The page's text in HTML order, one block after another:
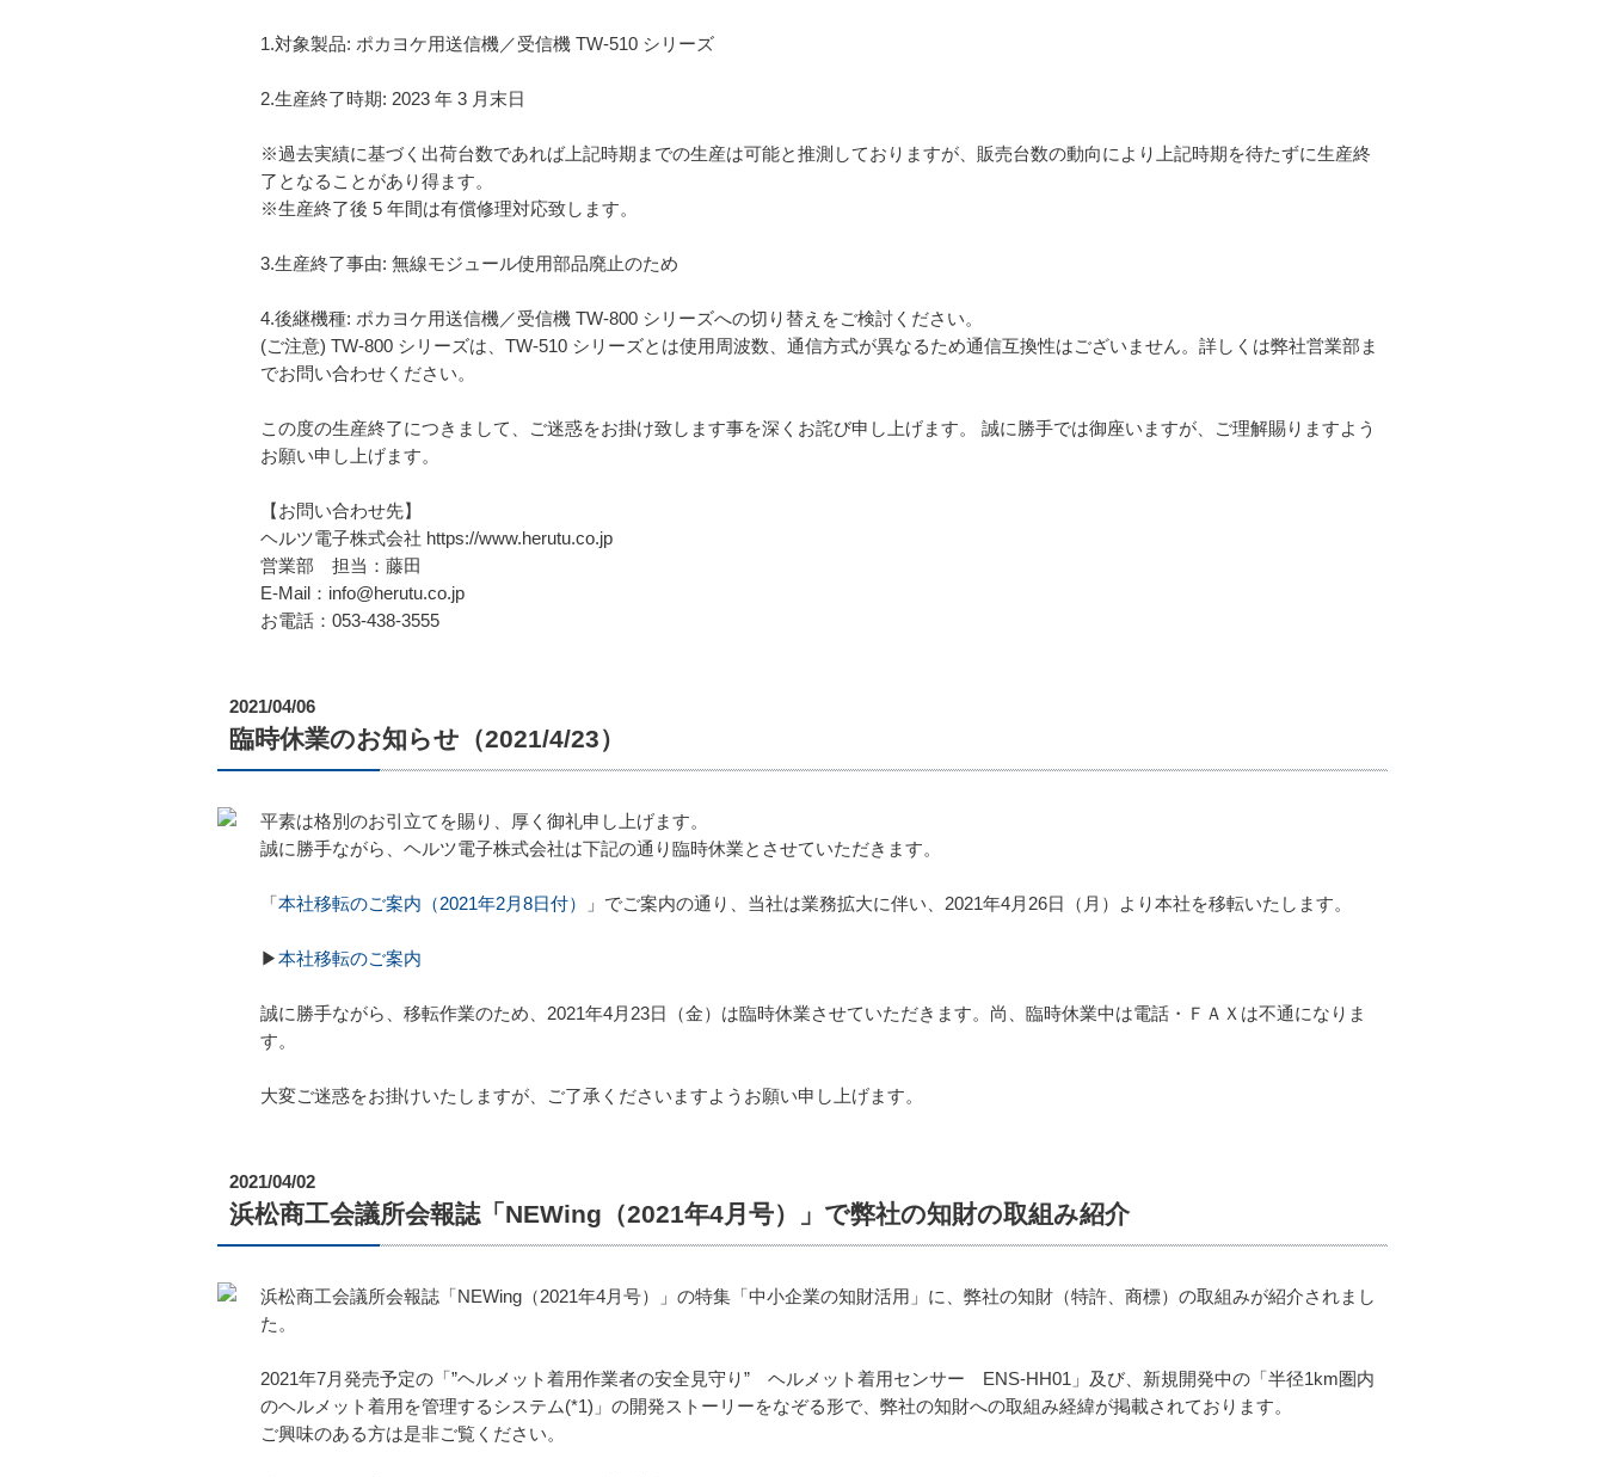
1.対象製品: ポカヨケ用送信機／受信機 TW-510 シリーズ
2.生産終了時期: 2023 年 3 月末日
※過去実績に基づく出荷台数であれば上記時期までの生産は可能と推測しておりますが、販売台数の動向により上記時期を待たずに生産終
了となることがあり得ます。
※生産終了後 5 年間は有償修理対応致します。
3.生産終了事由: 無線モジュール使用部品廃止のため
4.後継機種: ポカヨケ用送信機／受信機 TW-800 シリーズへの切り替えをご検討ください。
(ご注意) TW-800 シリーズは、TW-510 シリーズとは使用周波数、通信方式が異なるため通信互換性はございません。詳しくは弊社営業部ま
でお問い合わせください。
この度の生産終了につきまして、ご迷惑をお掛け致します事を深くお詫び申し上げます。 誠に勝手では御座いますが、ご理解賜りますよう
お願い申し上げます。
【お問い合わせ先】
ヘルツ電子株式会社 https://www.herutu.co.jp
営業部 担当：藤田
E-Mail：info@herutu.co.jp
お電話：053-438-3555
2021/04/06
臨時休業のお知らせ（2021/4/23）
平素は格別のお引立てを賜り、厚く御礼申し上げます。
誠に勝手ながら、ヘルツ電子株式会社は下記の通り臨時休業とさせていただきます。
「本社移転のご案内（2021年2月8日付） 」でご案内の通り、当社は業務拡大に伴い、2021年4月26日（月）より本社を移転いたします。
▶本社移転のご案内
誠に勝手ながら、移転作業のため、2021年4月23日（金）は臨時休業させていただきます。尚、臨時休業中は電話・ＦＡＸは不通になりま
す。
大変ご迷惑をお掛けいたしますが、ご了承くださいますようお願い申し上げます。
2021/04/02
浜松商工会議所会報誌「NEWing（2021年4月号）」で弊社の知財の取組み紹介
浜松商工会議所会報誌「NEWing（2021年4月号）」の特集「中小企業の知財活用」に、弊社の知財（特許、商標）の取組みが紹介されまし
た。
2021年7月発売予定の「”ヘルメット着用作業者の安全見守り” ヘルメット着用センサー ENS-HH01」及び、新規開発中の「半径1km圏内
のヘルメット着用を管理するシステム(*1)」の開発ストーリーをなぞる形で、弊社の知財への取組み経緯が掲載されております。
ご興味のある方は是非ご覧ください。